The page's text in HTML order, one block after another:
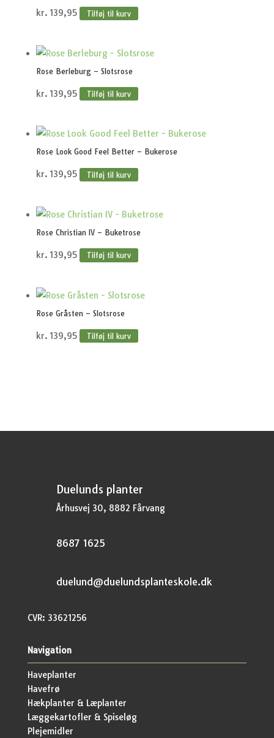
kr. 139,95 Tilføj til kurv
Rose Berleburg – Slotsrose
kr. 139,95 Tilføj til kurv
Rose Look Good Feel Better – Bukerose
kr. 139,95 Tilføj til kurv
Rose Christian IV – Buketrose
kr. 139,95 Tilføj til kurv
Rose Gråsten – Slotsrose
kr. 139,95 Tilføj til kurv
Duelunds planter
Århusvej 30, 8882 Fårvang
8687 1625
duelund@duelundsplanteskole.dk
CVR: 33621256
Navigation
Haveplanter
Havefrø
Hækplanter & Læplanter
Læggekartofler & Spiseløg
Plejemidler